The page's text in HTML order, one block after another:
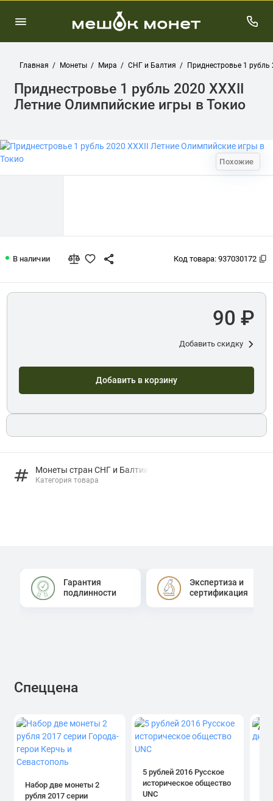
Главная Монеты Мира СНГ и Балтия Приднестровье 1
Приднестровье 1 рубль 2020 XXXII
Летние Олимпийские игры в Токио
Похожие
В наличии Код товара: 937030172
Монеты стран СНГ и Балтии
Категория товара
90 ₽
Добавить скидку
Добавить в корзину
Гарантия
подлинности
Экспертиза и
сертификация
Спеццена
Набор две монеты 2
рубля 2017 серии
5 рублей 2016 Русское
историческое общество
UNC
4.0